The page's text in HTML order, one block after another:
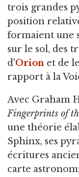
trois grandes
position
formaient une
sur le sol, des
d'Orion et de
rapport à la
Avec Graham
Fingerprints of
une théorie
Sphinx, ses
écritures
carte